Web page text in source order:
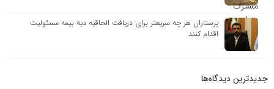
پرستاران هر چه سریعتر برای دریافت الحاقیه دیه بیمه مسئولیت
اقدام کنند
جدیدترین دیدگاه‌‌ها